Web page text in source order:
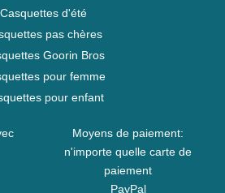
Casquettes d'été
pas chères
Goorin Bros
pour femme
pour enfant
Moyens de paiement:
n'importe quelle carte de
paiement
PayPal